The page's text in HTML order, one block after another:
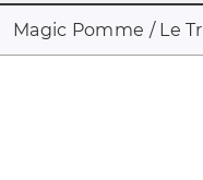
Magic Pomme / Le